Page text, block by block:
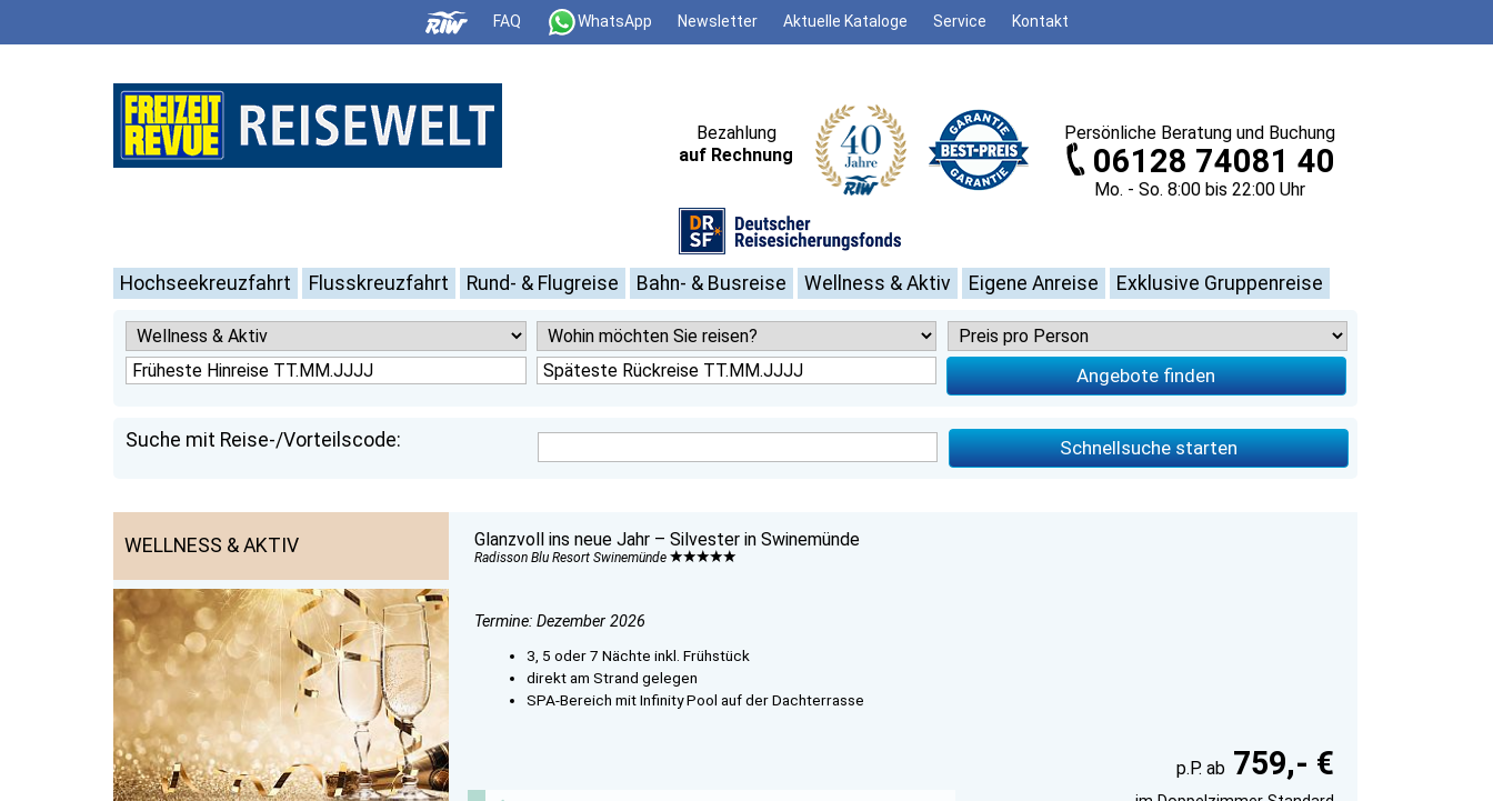
FAQ WhatsApp Newsletter Aktuelle Kataloge Service Kontakt
Persönliche Beratung und Buchung
06128 74081 40
Mo. - So. 8:00 bis 22:00 Uhr
Bezahlung
auf Rechnung
Hochseekreuzfahrt Flusskreuzfahrt Rund- & Flugreise Bahn- & Busreise Wellness & Aktiv Eigene Anreise Exklusive Gruppenreise
Angebote finden
Suche mit Reise-/Vorteilscode: Schnellsuche starten
WELLNESS & AKTIV Glanzvoll ins neue Jahr – Silvester in Swinemünde
Radisson Blu Resort Swinemünde
Termine: Dezember 2026
3, 5 oder 7 Nächte inkl. Frühstück
direkt am Strand gelegen
SPA-Bereich mit Infinity Pool auf der Dachterrasse
759,- €